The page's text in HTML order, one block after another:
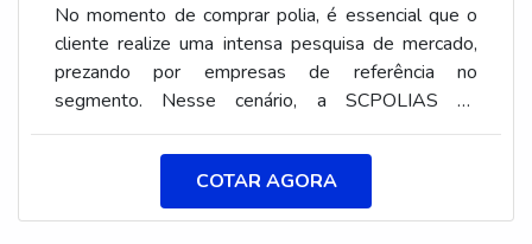
No momento de comprar polia, é essencial que o
cliente realize uma intensa pesquisa de mercado,
prezando por empresas de referência no
segmento. Nesse cenário, a SCPOLIAS se
destaca, por contar com engenharia e produção
capaz de produzir polias que atendam a qualquer
mercado e necessidade. Podendo fabricar polias de
20 a 2500mm em ferro cinzento, ferro nodular,
COTAR AGORA